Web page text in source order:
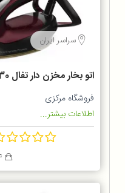
سراسر ایران
اتو بخار مخزن دار تفال GV9230
فروشگاه مرکزی
اطلاعات بیشتر...